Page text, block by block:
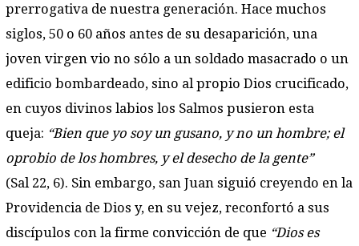
prerrogativa de nuestra generación. Hace muchos
siglos, 50 o 60 años antes de su desaparición, una
joven virgen vio no sólo a un soldado masacrado o un
edificio bombardeado, sino al propio Dios crucificado,
en cuyos divinos labios los Salmos pusieron esta
queja: “Bien que yo soy un gusano, y no un hombre; el
oprobio de los hombres, y el desecho de la gente”
(Sal 22, 6). Sin embargo, san Juan siguió creyendo en la
Providencia de Dios y, en su vejez, reconfortó a sus
discípulos con la firme convicción de que “Dios es